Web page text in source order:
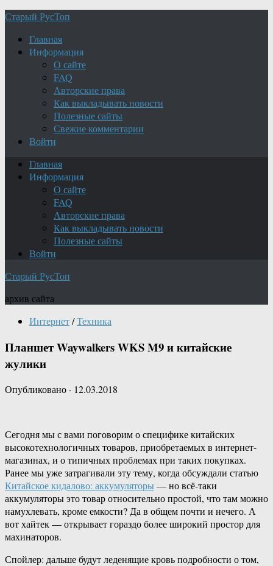
Старый РусТоп
Главная
Информация
О сайте
FAQ
Авторские права
Как выкладывать новости
Полезные сайты
Свежие комментарии
Войти
Главная
Информация
О сайте
FAQ
Авторские права
Как выкладывать новости
Полезные сайты
Войти
Старый РусТоп
архив сайта
Интернет/Техника
Планшет Waywalkers WKS M9 и китайские
жулики
Опубликовано · 12.03.2018
Сегодня мы с вами поговорим о специфике китайских
высокотехнологичных товаров, приобретаемых в интернет-
магазинах, и о типичных проблемах при таких покупках.
Ранее мы уже затрагивали эту тему, когда обсуждали статью
Китайское кидалово: аккумуляторы— но всё-таки
аккумуляторы это товар относительно простой, что там можно
намухлевать, кроме емкости? Да в общем почти и нечего. А
вот хайтек — открывает гораздо более широкий простор для
махинаторов.
Спойлер: дальше будут леденящие кровь подробности о том,